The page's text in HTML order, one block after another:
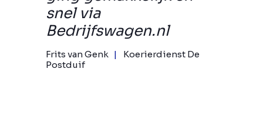
snel via
Bedrijfswagen.nl
Frits van Genk
Koerierdienst De
Postduif